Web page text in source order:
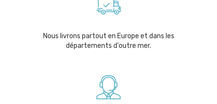
Nous livrons partout en Europe et dans les
départements d'outre mer.